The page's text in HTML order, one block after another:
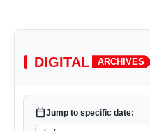
DIGITAL ARCHIVES
calendar_todayJump to specific date: